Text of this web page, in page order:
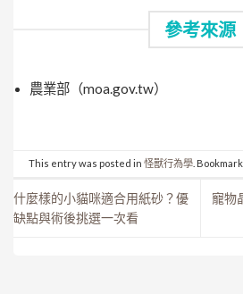
參考來源
農業部（moa.gov.tw）
This entry was posted in 怪獸行為學.
什麼樣的小貓咪適合用紙砂？優
缺點與術後挑選一次看
寵物